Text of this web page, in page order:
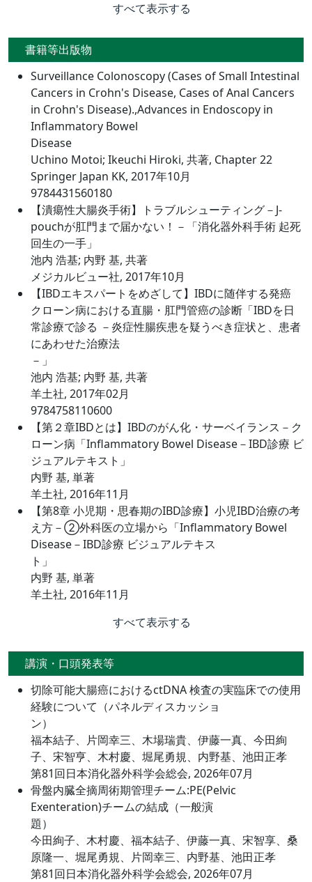
すべて表示する
書籍等出版物
Surveillance Colonoscopy (Cases of Small Intestinal
Cancers in Crohn's Disease, Cases of Anal Cancers
in Crohn's Disease).,Advances in Endoscopy in
Inflammatory Bowel
Disease
Uchino Motoi; Ikeuchi Hiroki, 共著, Chapter 22
Springer Japan KK, 2017年10月
9784431560180
【潰瘍性大腸炎手術】トラブルシューティング－J-
pouchが肛門まで届かない！－「消化器外科手術 起死
回生の一手」
池内 浩基; 内野 基, 共著
メジカルビュー社, 2017年10月
【IBDエキスパートをめざして】IBDに随伴する発癌
クローン病における直腸・肛門管癌の診断「IBDを日
常診療で診る －炎症性腸疾患を疑うべき症状と、患者
にあわせた治療法
－」
池内 浩基; 内野 基, 共著
羊土社, 2017年02月
9784758110600
【第２章IBDとは】IBDのがん化・サーベイランス－ク
ローン病「Inflammatory Bowel Disease－IBD診療 ビ
ジュアルテキスト」
内野 基, 単著
羊土社, 2016年11月
【第8章 小児期・思春期のIBD診療】小児IBD治療の考
え方－②外科医の立場から「Inflammatory Bowel
Disease－IBD診療 ビジュアルテキス
ト」
内野 基, 単著
羊土社, 2016年11月
すべて表示する
講演・口頭発表等
切除可能大腸癌におけるctDNA 検査の実臨床での使用
経験について（パネルディスカッショ
ン）
福本結子、片岡幸三、木場瑞貴、伊藤一真、今田絢
子、宋智亨、木村慶、堀尾勇規、内野基、池田正孝
第81回日本消化器外科学会総会, 2026年07月
骨盤内臓全摘周術期管理チーム:PE(Pelvic
Exenteration)チームの結成（一般演
題）
今田絢子、木村慶、福本結子、伊藤一真、宋智享、桑
原隆一、堀尾勇規、片岡幸三、内野基、池田正孝
第81回日本消化器外科学会総会, 2026年07月